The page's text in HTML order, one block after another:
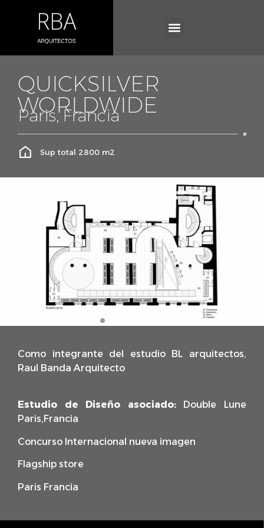
QUICKSILVER
WORLDWIDE
Paris, Francia
Sup total 2800 m2
Como integrante del estudio BL arquitectos,
Raul Banda Arquitecto
Estudio de Diseño asociado:Double Lune
Paris,Francia
Concurso Internacional nueva imagen
Flagship store
Paris Francia